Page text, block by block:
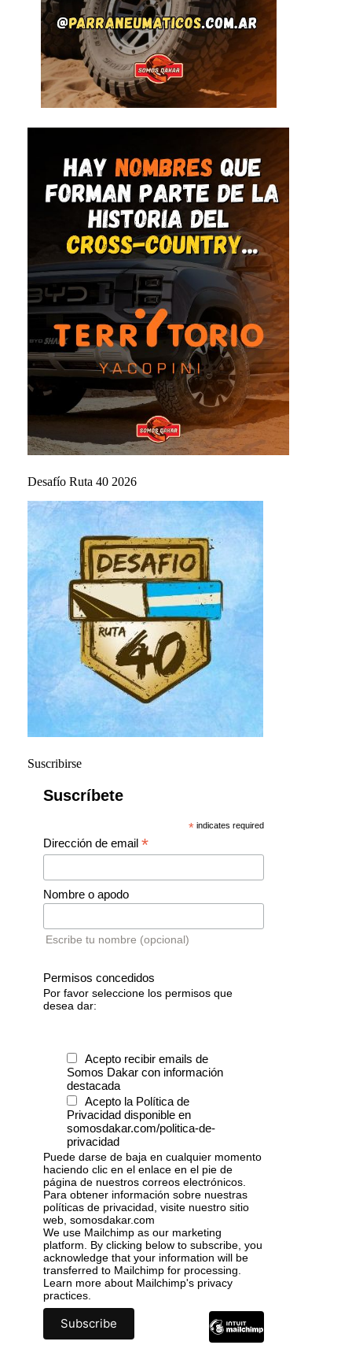
Desafío Ruta 40 2026
Suscribirse
Suscríbete
* indicates required
Dirección de email *
Nombre o apodo
Escribe tu nombre (opcional)
Permisos concedidos
Por favor seleccione los permisos que
desea dar:
Acepto recibir emails de
Somos Dakar con información
destacada
Acepto la Política de
Privacidad disponible en
somosdakar.com/politica-de-
privacidad
Puede darse de baja en cualquier momento
haciendo clic en el enlace en el pie de
página de nuestros correos electrónicos.
Para obtener información sobre nuestras
políticas de privacidad, visite nuestro sitio
web, somosdakar.com
We use Mailchimp as our marketing
platform. By clicking below to subscribe, you
acknowledge that your information will be
transferred to Mailchimp for processing.
Learn more about Mailchimp's privacy
practices.